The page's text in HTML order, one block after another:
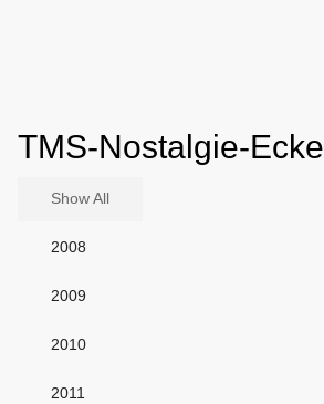
TMS-Nostalgie-Ecke
Show All
2008
2009
2010
2011